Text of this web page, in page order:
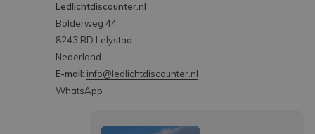
Ledlichtdiscounter.nl
Bolderweg 44
8243 RD Lelystad
Nederland
E-mail: info@ledlichtdiscounter.nl
WhatsApp